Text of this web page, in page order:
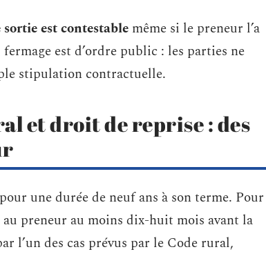
est contestable même si le preneur l’a
est d’ordre public : les parties ne
stipulation contractuelle.
et droit de reprise : des
une durée de neuf ans à son terme. Pour
preneur au moins dix-huit mois avant la
l’un des cas prévus par le Code rural,